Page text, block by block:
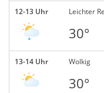
12-13 Uhr Leichter
30°
13-14 Uhr Wolkig
30°